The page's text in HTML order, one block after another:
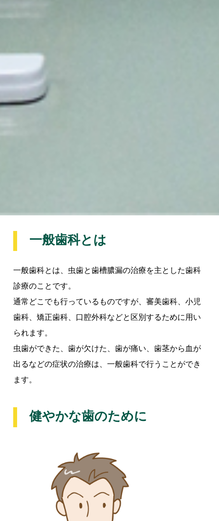
一般歯科とは
一般歯科とは、虫歯と歯槽膿漏の治療を主とした歯科
診療のことです。
通常どこでも行っているものですが、審美歯科、小児
歯科、矯正歯科、口腔外科などと区別するために用い
られます。
虫歯ができた、歯が欠けた、歯が痛い、歯茎から血が
出るなどの症状の治療は、一般歯科で行うことができ
ます。
健やかな歯のために